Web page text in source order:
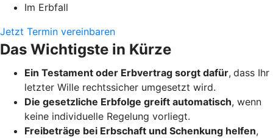
Im Erbfall
Jetzt Termin vereinbaren
Das Wichtigste in Kürze
Ein Testament oder Erbvertrag sorgt dafür, dass Ihr
letzter Wille rechtssicher umgesetzt wird.
Die gesetzliche Erbfolge greift automatisch, wenn
keine individuelle Regelung vorliegt.
Freibeträge bei Erbschaft und Schenkung helfen,